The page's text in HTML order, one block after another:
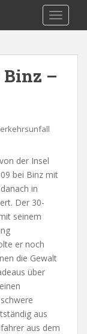
–
der Insel
bei Binz mit
in
Der 30-
seinem
er noch
die Gewalt
über
aus
aus dem